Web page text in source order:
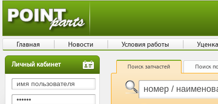
Личный кабинет Поиск запчастей Поиск
Главная Новости Условия работы